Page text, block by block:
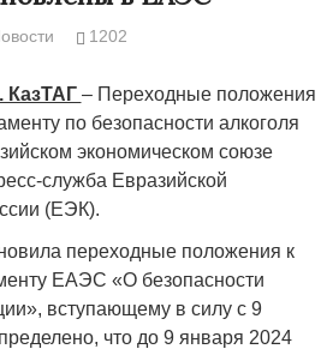
1202
КазТАГ – Переходные положения
по безопасности алкоголя
экономическом союзе
служба Евразийской
(ЕЭК).
переходные положения к
ЕАЭС «О безопасности
вступающему в силу с 9
что до 9 января 2024